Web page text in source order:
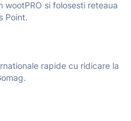
wootPRO si folosesti reteaua
Point.
rapide cu ridicare la